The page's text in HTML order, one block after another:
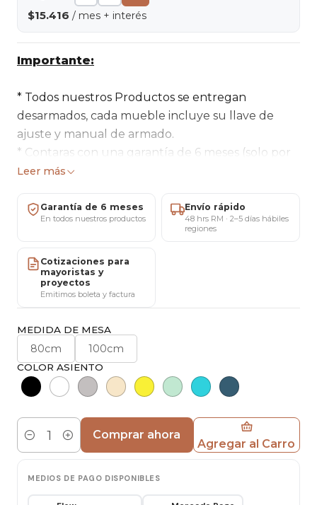
$15.416 / mes + interés
Importante:
* Todos nuestros Productos se entregan
desarmados, cada mueble incluye su llave de
ajuste y manual de armado.
* Contaras con una garantía de 6 meses (solo por
daños de fábrica)
al Privado.
colores, así como sus nombres, son meramente
orientativos. Todo lo percibido en pantalla puede
verse alterado por muchos factores, entre ellos, el
ángulo de visualización, entre otros. Si el cliente
estima conocer con detalle estos datos deberá
consultar con nuestro servicio técnico, pues las
devoluciones por motivos técnicos correrán a su
Mesa:
Diámetro: 80cm ó 100cm
Leer más
Garantía de 6 meses
En todos nuestros productos
Envío rápido
48 hrs RM · 2–5 días hábiles
regiones
Cotizaciones para
mayoristas y
proyectos
Emitimos boleta y factura
MEDIDA DE MESA
80cm 100cm
COLOR ASIENTO
Cantidad Agregar al Carro
Comprar ahora
MEDIOS DE PAGO DISPONIBLES